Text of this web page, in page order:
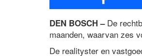
DEN BOSCH –De
maanden, waarvan zes
De realityster en